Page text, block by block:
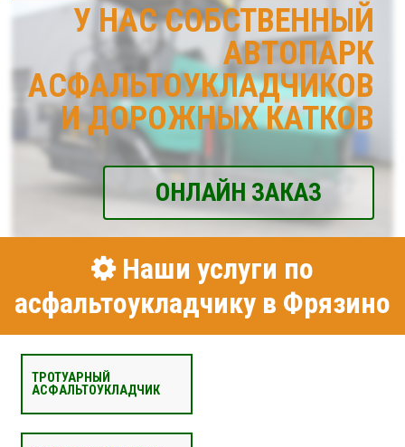
У НАС СОБСТВЕННЫЙ
АВТОПАРК
АСФАЛЬТОУКЛАДЧИКОВ
И ДОРОЖНЫХ КАТКОВ
ОНЛАЙН ЗАКАЗ
Наши услуги по
асфальтоукладчику в Фрязино
ТРОТУАРНЫЙ
АСФАЛЬТОУКЛАДЧИК